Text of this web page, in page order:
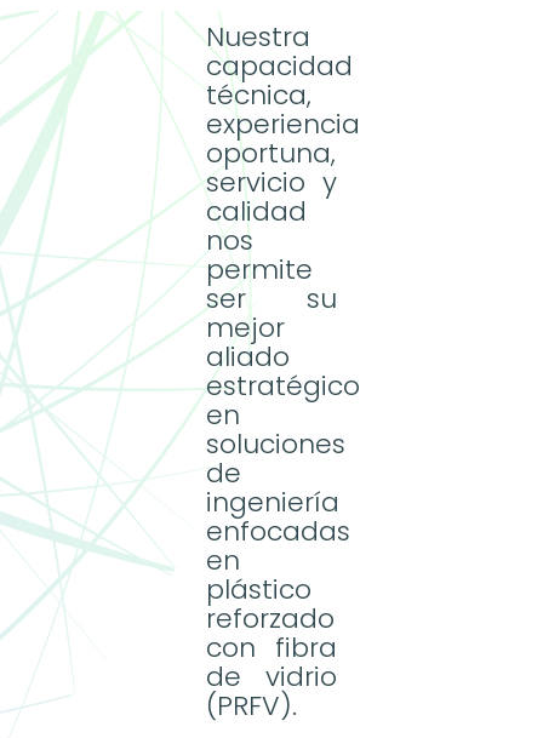
Nuestra
capacidad
técnica,
experiencia
oportuna,
servicio y
calidad
nos
permite
ser su
mejor
aliado
estratégico
en
soluciones
de
ingeniería
enfocadas
en
plástico
reforzado
con fibra
de vidrio
(PRFV).